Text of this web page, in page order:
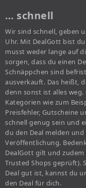
… schnell
Wir sind schnell, geben
Uhr. Mit DealGott bist
musst weder lange auf
sorgen, dass du einen
Schnäppchen sind
ausverkauft. Das heißt,
denn sonst ist alles
Kategorien wie zum
Preisfehler, Gutscheine
schnell genug sein und
du den Deal melden
Veröffentlichung.
DealGott gilt und zudem
Trusted Shops geprüft).
Deal gut ist, kannst du
den Deal für dich.